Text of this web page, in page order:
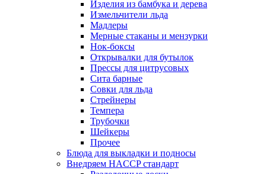
Изделия из бамбука и дерева
Измельчители льда
Мадлеры
Мерные стаканы и мензурки
Нок-боксы
Открывалки для бутылок
Прессы для цитрусовых
Сита барные
Совки для льда
Стрейнеры
Темпера
Трубочки
Шейкеры
Прочее
Блюда для выкладки и подносы
Внедряем HACCP стандарт